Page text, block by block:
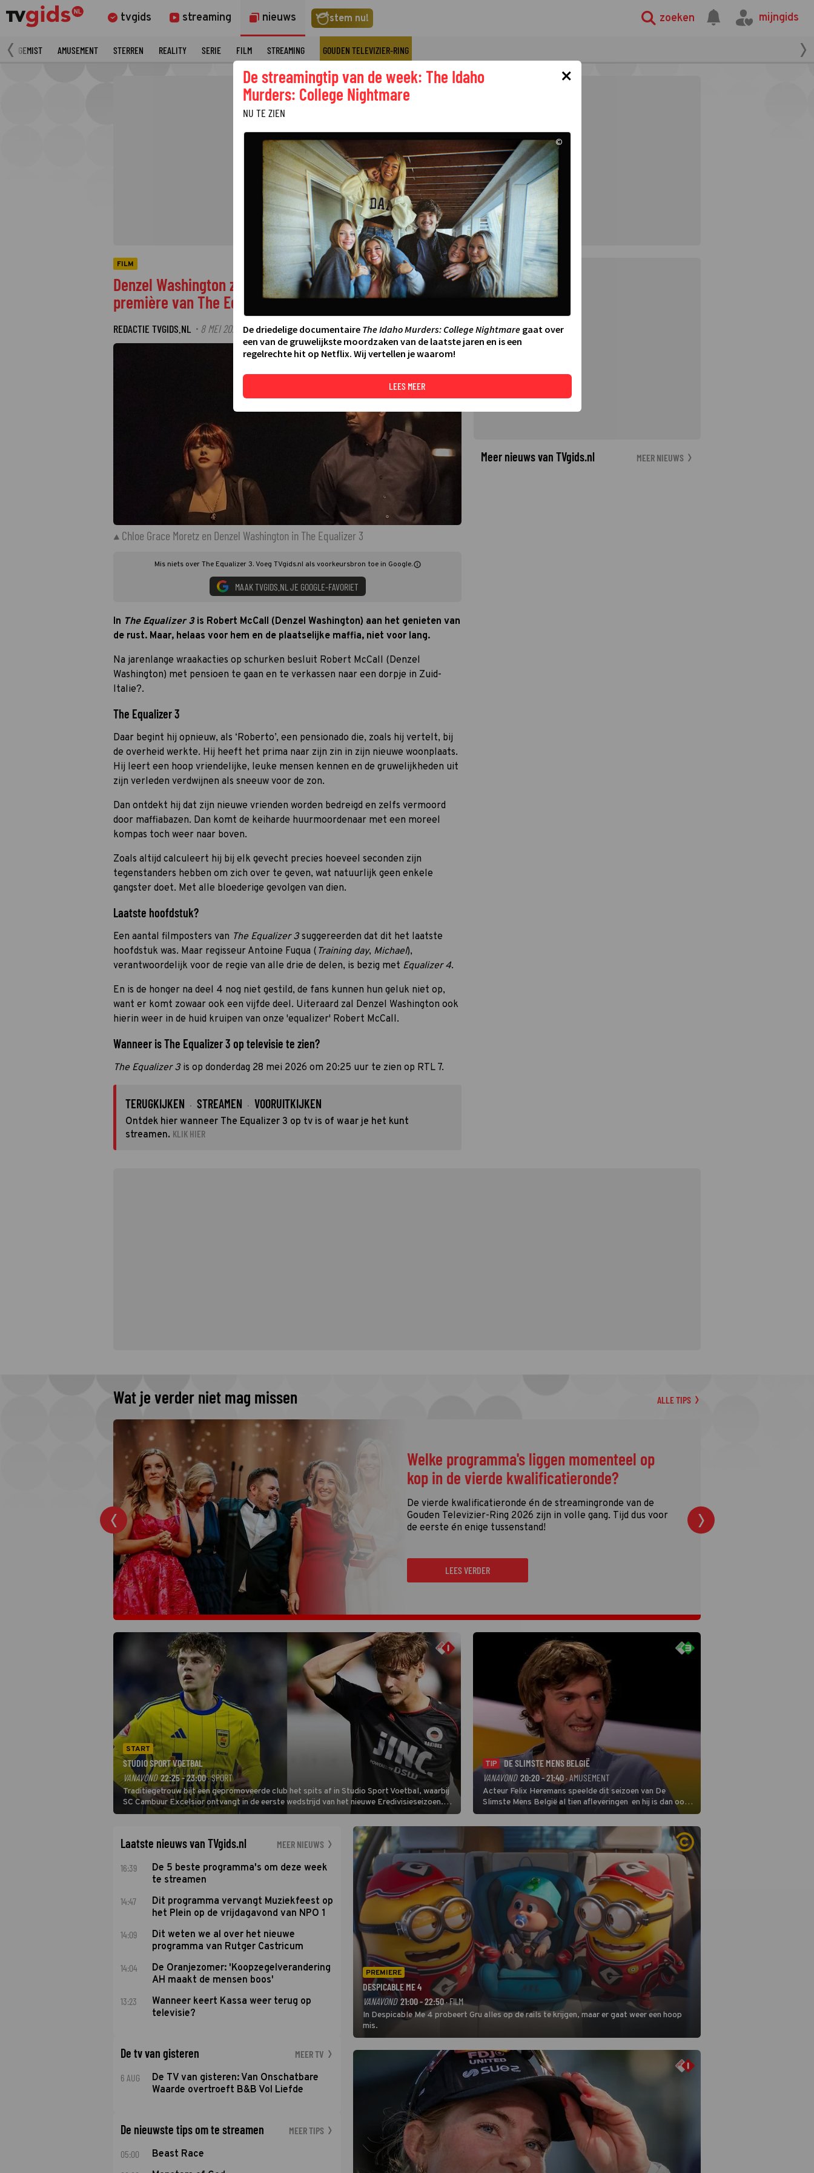
tvgids streaming nieuws stem nu! zoeken mijngids
GEMIST AMUSEMENT STERREN REALITY SERIE FILM STREAMING GOUDEN TELEVIZIER-RING
FILM
Denzel Washington zet de maffia op zijn plek in de tv-
première van The Equalizer 3
REDACTIE TVGIDS.NL · 8 MEI 2026 14:45·LAATSTE UPDATE:09-05-26 11:16
©
Chloe Grace Moretz en Denzel Washington in The Equalizer 3
Mis niets over The Equalizer 3. Voeg TVgids.nl als voorkeursbron toe in Google.
MAAK TVGIDS.NL JE GOOGLE-FAVORIET
In The Equalizer 3is Robert McCall (Denzel Washington) aan het genieten van
de rust. Maar, helaas voor hem en de plaatselijke maffia, niet voor lang.
Na jarenlange wraakacties op schurken besluit Robert McCall (Denzel
Washington) met pensioen te gaan en te verkassen naar een dorpje in Zuid-
Italie?.
The Equalizer 3
Daar begint hij opnieuw, als ‘Roberto’, een pensionado die, zoals hij vertelt, bij
de overheid werkte. Hij heeft het prima naar zijn zin in zijn nieuwe woonplaats.
Hij leert een hoop vriendelijke, leuke mensen kennen en de gruwelijkheden uit
zijn verleden verdwijnen als sneeuw voor de zon.
Dan ontdekt hij dat zijn nieuwe vrienden worden bedreigd en zelfs vermoord
door maffiabazen. Dan komt de keiharde huurmoordenaar met een moreel
kompas toch weer naar boven.
Zoals altijd calculeert hij bij elk gevecht precies hoeveel seconden zijn
tegenstanders hebben om zich over te geven, wat natuurlijk geen enkele
gangster doet. Met alle bloederige gevolgen van dien.
Laatste hoofdstuk?
Een aantal filmposters van The Equalizer 3suggereerden dat dit het laatste
hoofdstuk was. Maar regisseur Antoine Fuqua ( Training day, Michael),
verantwoordelijk voor de regie van alle drie de delen, is bezig met Equalizer 4.
En is de honger na deel 4 nog niet gestild, de fans kunnen hun geluk niet op,
want er komt zowaar ook een vijfde deel. Uiteraard zal Denzel Washington ook
hierin weer in de huid kruipen van onze 'equalizer' Robert McCall.
Wanneer is The Equalizer 3 op televisie te zien?
The Equalizer 3is op donderdag 28 mei 2026 om 20:25 uur te zien op RTL 7.
TERUGKIJKEN · STREAMEN · VOORUITKIJKEN
Ontdek hier wanneer The Equalizer 3 op tv is of waar je het kunt
streamen. KLIK HIER
Meer nieuws van TVgids.nl MEER NIEUWS
Wat je verder niet mag missen ALLE TIPS
Welke programma's liggen momenteel op
kop in de vierde kwalificatieronde?
De vierde kwalificatieronde én de streamingronde van de
Gouden Televizier-Ring 2026 zijn in volle gang. Tijd dus voor
de eerste én enige tussenstand!
LEES VERDER
START
STUDIO SPORT VOETBAL
VANAVOND 22:25 - 23:00· SPORT
Traditiegetrouw bijt een gepromoveerde club het spits af in Studio Sport Voetbal, waarbij
SC Cambuur Excelsior ontvangt in de eerste wedstrijd van het nieuwe Eredivisieseizoen.
De nieuwe oefenmeester is Johan Plat en hij wil aanvallend voetballen.
TIP
DE SLIMSTE MENS BELGIË
VANAVOND 20:20 - 21:40 · AMUSEMENT
Acteur Felix Heremans speelde dit seizoen van De
Slimste Mens België al tien afleveringen en hij is dan ook
de grote favoriet in deze seizoensfinale. En er is
Nederlandse inbreng, want komiek Soundos El Ahmadi
neemt plaats aan de jurytafel.
Laatste nieuws van TVgids.nl MEER NIEUWS
16:39
De 5 beste programma's om deze week
te streamen
14:47
Dit programma vervangt Muziekfeest op
het Plein op de vrijdagavond van NPO 1
14:09
Dit weten we al over het nieuwe
programma van Rutger Castricum
14:04
De Oranjezomer: 'Koopzegelverandering
AH maakt de mensen boos'
13:23
Wanneer keert Kassa weer terug op
televisie?
De tv van gisteren MEER TV
6 AUG
De TV van gisteren: Van Onschatbare
Waarde overtroeft B&B Vol Liefde
De nieuwste tips om te streamen MEER TIPS
05:00 Beast Race
PREMIERE
DESPICABLE ME 4
VANAVOND 21:00 - 22:50· FILM
In Despicable Me 4 probeert Gru alles op de rails te krijgen, maar er gaat weer een hoop
mis.
×
De streamingtip van de week: The Idaho
Murders: College Nightmare
NU TE ZIEN
©
De driedelige documentaire The Idaho Murders: College Nightmaregaat over
een van de gruwelijkste moordzaken van de laatste jaren en is een
regelrechte hit op Netflix. Wij vertellen je waarom!
LEES MEER